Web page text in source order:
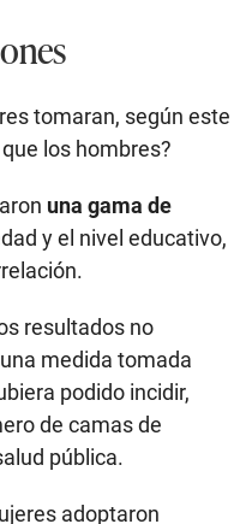
tomaran, según este
los hombres?
una gama de
y el nivel educativo,
resultados no
medida tomada
podido incidir,
de camas de
pública.
adoptaron